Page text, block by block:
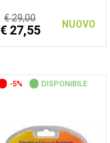
€ 29,00
€ 27,55 NUOVO
-5% DISPONIBILE